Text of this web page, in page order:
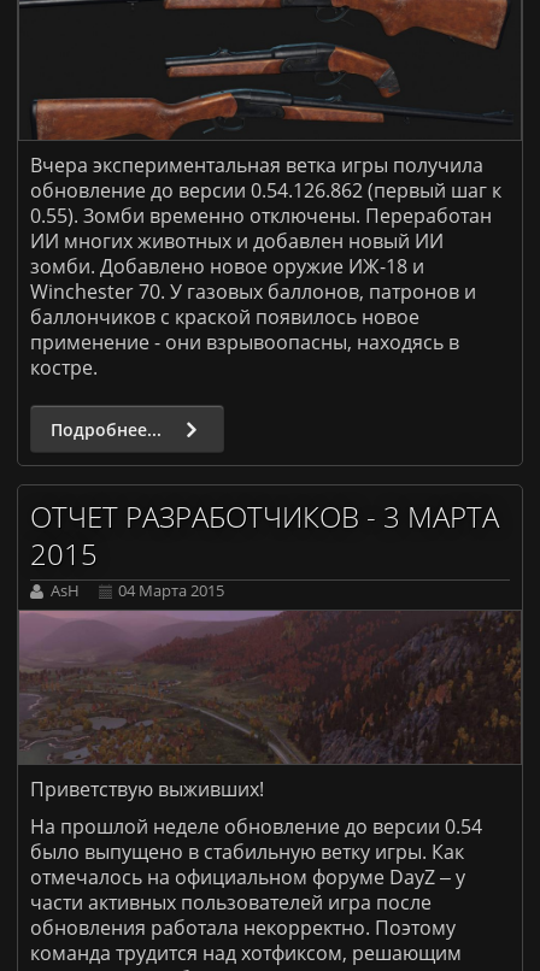
Вчера экспериментальная ветка игры получила
обновление до версии 0.54.126.862 (первый шаг к
0.55). Зомби временно отключены. Переработан
ИИ многих животных и добавлен новый ИИ
зомби. Добавлено новое оружие ИЖ-18 и
Winchester 70. У газовых баллонов, патронов и
баллончиков с краской появилось новое
применение - они взрывоопасны, находясь в
костре.
Подробнее...
ОТЧЕТ РАЗРАБОТЧИКОВ - 3 МАРТА
2015
AsH 04 Марта 2015
Приветствую выживших!
На прошлой неделе обновление до версии 0.54
было выпущено в стабильную ветку игры. Как
отмечалось на официальном форуме DayZ ‒ у
части активных пользователей игра после
обновления работала некорректно. Поэтому
команда трудится над хотфиксом, решающим